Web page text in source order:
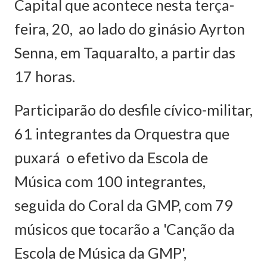
Capital que acontece nesta terça-
feira, 20, ao lado do ginásio Ayrton
Senna, em Taquaralto, a partir das
17 horas.
Participarão do desfile cívico-militar,
61 integrantes da Orquestra que
puxará o efetivo da Escola de
Música com 100 integrantes,
seguida do Coral da GMP, com 79
músicos que tocarão a 'Canção da
Escola de Música da GMP',